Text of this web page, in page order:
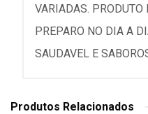
VARIADAS. PRODUTO
PREPARO NO DIA A
SAUDAVEL E
Produtos Relacionados